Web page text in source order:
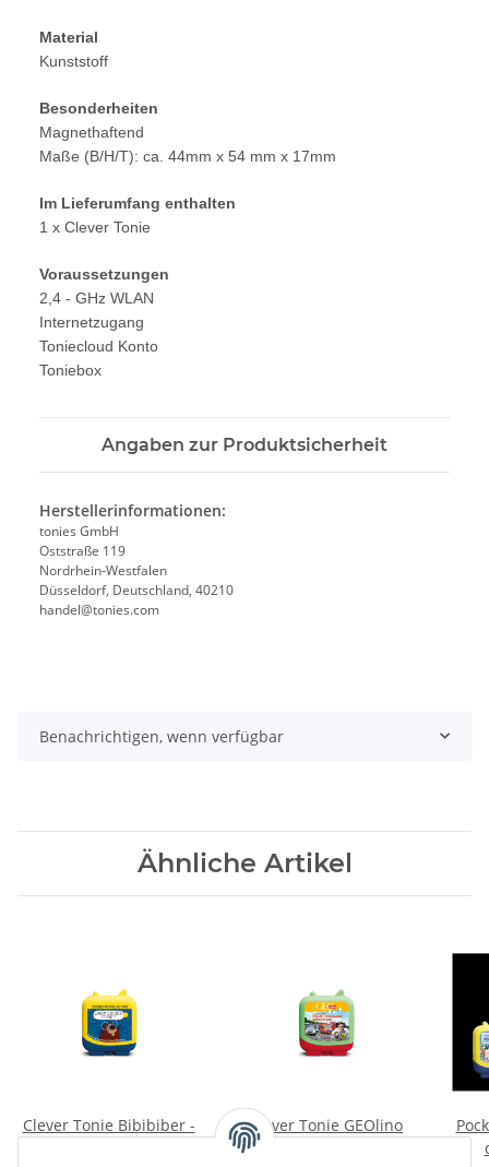
Material
Kunststoff
Besonderheiten
Magnethaftend
Maße (B/H/T): ca. 44mm x 54 mm x 17mm
Im Lieferumfang enthalten
1 x Clever Tonie
Voraussetzungen
2,4 - GHz WLAN
Internetzugang
Toniecloud Konto
Toniebox
Angaben zur Produktsicherheit
Herstellerinformationen:
tonies GmbH
Oststraße 119
Nordrhein-Westfalen
Düsseldorf, Deutschland, 40210
handel@tonies.com
Benachrichtigen, wenn verfügbar
Ähnliche Artikel
Clever Tonie Bibibiber -
Clever Tonie GEOlino
Mini - Alles über Polizei,